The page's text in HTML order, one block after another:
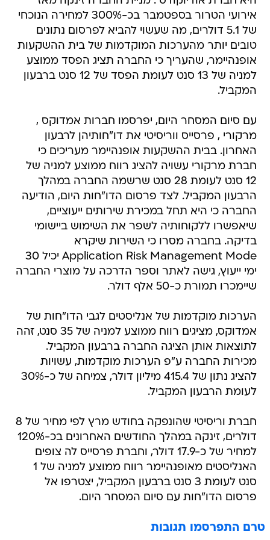
אירועי הטרור בספטמבר בכ-300% למחירה הנוכחי
של 5.1 דולרים, מה שעשוי להביא לפרסום נתונים
טובים יותר מהערכות המוקדמות של בית ההשקעות
אופנהיימר, שהעריך כי החברה תציג הפסד ממוצע
למניה של 13 סנט לעומת הפסד של 12 סנט ברבעון
המקביל.
עם סיום המסחר היום, יפרסמו חברות אמדוקס ,
מרקורי , פרסייס ווריסיטי את דו"חותיהן לרבעון
האחרון. בבית ההשקעות אופנהיימר מעריכים כי
חברת מרקורי עשויה להציג רווח ממוצע למניה של
12 סנט לעומת 28 סנט שרשמה החברה במהלך
הרבעון המקביל. לצד פרסום הדו"חות היום, הודיעה
החברה כי היא תחל במכירת שירותים ייעוציים,
שיאפשרו ללקוחותיה לשפר את השימוש ביישומי
בדיקה. בחברה מסרו כי השירות שיקרא
Application Risk Management Mode יכיל 30
ימי ייעוץ, גישה לאתר וספר הדרכה על מוצרי החברה
שיימכרו תמורת כ-50 אלף דולר.
הערכות מוקדמות של אנליסטים לגבי הדו"חות של
אמדוקס, מציגים רווח ממוצע למניה של 35 סנט, זהה
לתוצאות אותן הציגה החברה ברבעון המקביל.
מכירות החברה ע"פ הערכות מוקדמות, עשויות
להציג נתון של 415.4 מיליון דולר, צמיחה של כ-30%
לעומת הרבעון המקביל.
חברת וריסיטי שהונפקה בחודש מרץ לפי מחיר של 8
דולרים, זינקה במהלך החודשים האחרונים בכ-120%
למחיר של כ-17.9 דולר, וחברת פרסייס לה צופים
האנליסטים מאופנהיימר רווח ממוצע למניה של 1
סנט לעומת 3 סנט ברבעון המקביל, יצטרפו אל
פרסום הדו"חות עם סיום המסחר היום.
טרם התפרסמו תגובות